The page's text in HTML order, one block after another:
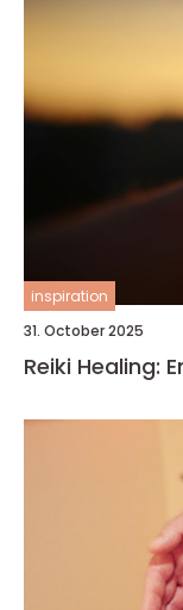
inspiration
31. October 2025
Reiki Healing: